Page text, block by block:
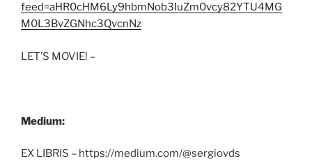
feed=aHR0cHM6Ly9hbmNob3IuZm0vcy82YTU4MG
M0L3BvZGNhc3QvcnNz
LET’S MOVIE! –
Medium:
EX LIBRIS – https://medium.com/@sergiovds